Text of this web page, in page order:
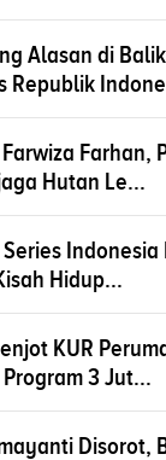
Alasan di
Republik
Farhan,
Hutan Le...
Series
Hidup...
KUR
3 Jut...
Disorot,